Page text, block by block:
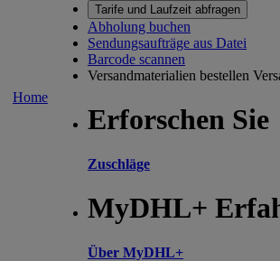
Home
Tarife und Laufzeit abfragen
Abholung buchen
Sendungsaufträge aus Datei
Barcode scannen
Versandmaterialien bestellen
Erforschen Sie
Zuschläge
MyDHL+
Über MyDHL+